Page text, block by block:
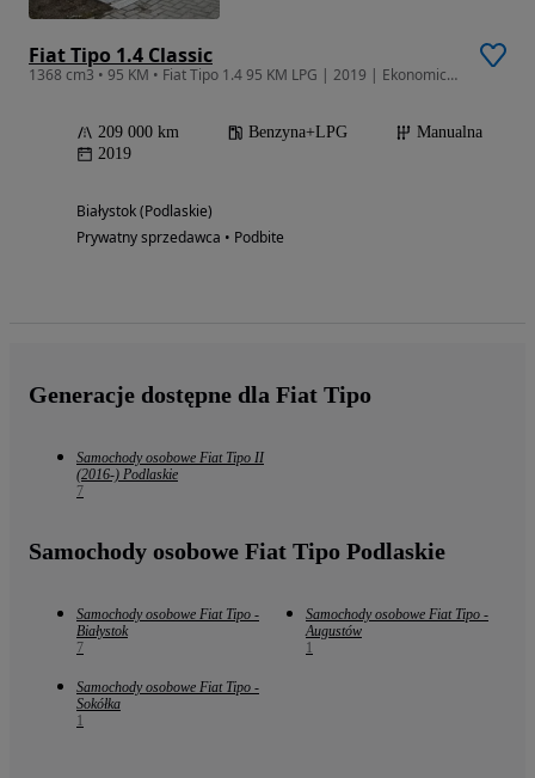
Fiat Tipo 1.4 Classic
1368 cm3 • 95 KM • Fiat Tipo 1.4 95 KM LPG | 2019 | Ekonomiczny | Zadbany | Gotowy do jaz
209 000 km Benzyna+LPG
Manualna
2019
Białystok (Podlaskie)
Prywatny sprzedawca • Podbite
Generacje dostępne dla Fiat Tipo
Samochody osobowe Fiat Tipo II
(2016-) Podlaskie
7
Samochody osobowe Fiat Tipo Podlaskie
Samochody osobowe Fiat Tipo -
Białystok
7
Samochody osobowe Fiat Tipo -
Augustów
1
Samochody osobowe Fiat Tipo -
Sokółka
1